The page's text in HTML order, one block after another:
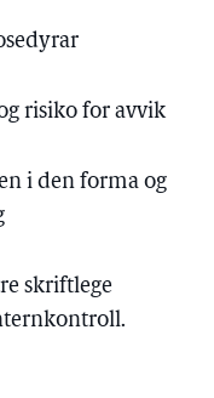
risiko for avvik
i den forma og
skriftlege